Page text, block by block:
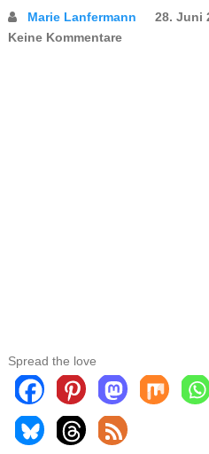
Marie Lanfermann
28. Juni
Keine Kommentare
Spread the love